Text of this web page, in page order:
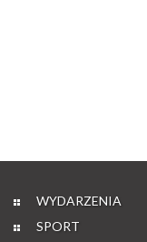
WYDARZENIA
SPORT